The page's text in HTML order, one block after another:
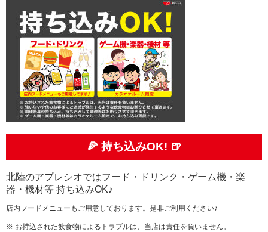
🍕 持ち込みOK! 🍺
北陸のアプレシオではフード・ドリンク・ゲーム機・楽
器・機材等 持ち込みOK♪
店内フードメニューもご用意しております。是非ご利用ください♪
※ お持込された飲食物によるトラブルは、当店は責任を負いません。